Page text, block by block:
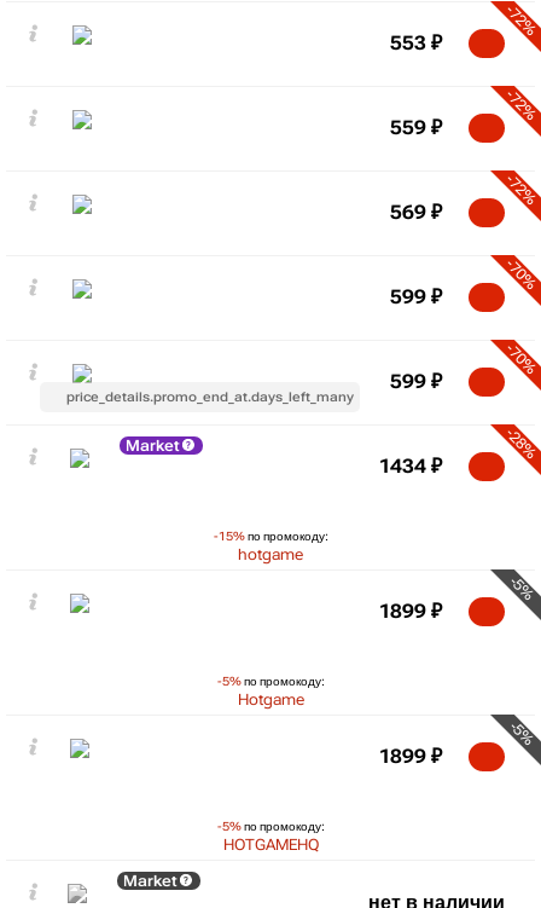
-72%
553 ₽
-72%
559 ₽
-72%
569 ₽
-70%
599 ₽
price_details.promo_end_at.days_left_many
-70%
599 ₽
Market
-15%по промокоду:
hotgame
-28%
1434 ₽
-5%по промокоду:
Hotgame
-5%
1899 ₽
-5%по промокоду:
HOTGAMEHQ
-5%
1899 ₽
Market
нет в наличии